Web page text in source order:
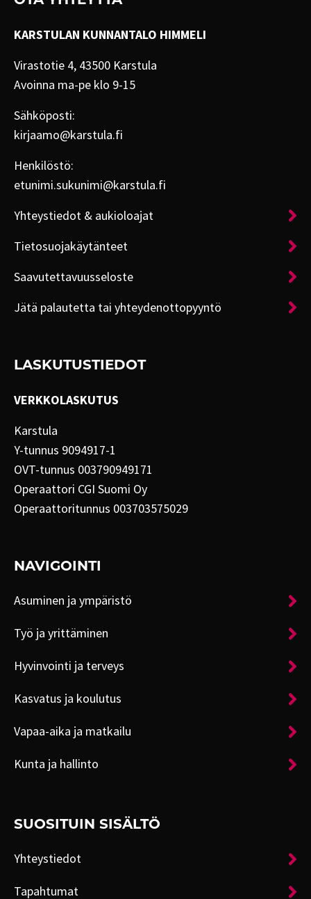
KARSTULAN KUNNANTALO HIMMELI
Virastotie 4, 43500 Karstula
Avoinna ma-pe klo 9-15
Sähköposti:
kirjaamo@karstula.fi
Henkilöstö:
etunimi.sukunimi@karstula.fi
Yhteystiedot & aukioloajat
Tietosuojakäytänteet
Saavutettavuusseloste
Jätä palautetta tai yhteydenottopyyntö
LASKUTUSTIEDOT
VERKKOLASKUTUS
Karstula
Y-tunnus 9094917-1
OVT-tunnus 003790949171
Operaattori CGI Suomi Oy
Operaattoritunnus 003703575029
NAVIGOINTI
Asuminen ja ympäristö
Työ ja yrittäminen
Hyvinvointi ja terveys
Kasvatus ja koulutus
Vapaa-aika ja matkailu
Kunta ja hallinto
SUOSITUIN SISÄLTÖ
Yhteystiedot
Tapahtumat